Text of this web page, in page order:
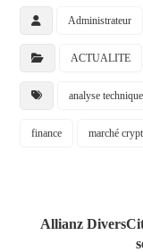
Administrateur
ACTUALITE
analyse technique
finance marché
Allianz